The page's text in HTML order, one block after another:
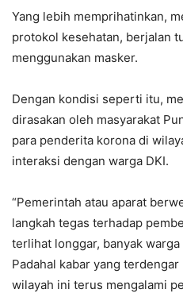
Yang lebih memprihatinkan,
protokol kesehatan, berjalan
menggunakan masker.
Dengan kondisi seperti itu,
dirasakan oleh masyarakat
para penderita korona di
interaksi dengan warga DKI.
“Pemerintah atau aparat
langkah tegas terhadap
terlihat longgar, banyak
Padahal kabar yang
wilayah ini terus mengalami